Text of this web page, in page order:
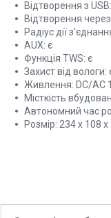
Відтворення з
Відтворення
Радіус дії
AUX: є
Функція TWS: є
Захист від вологи:
Живлення: DC/AC
Місткість
Автономний час
Розмір: 234 х 108